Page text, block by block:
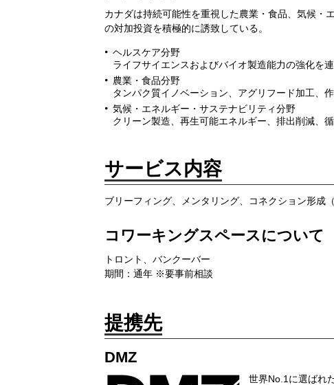
カナダは持続可能性を重視した農業・食品、気候・
の対加投資を積極的に誘致している。
ヘルスケア分野
ライフサイエンスおよびバイオ製造能力の強化を連
農業・食品分野
タンパク質イノベーション、アグリフード加工、
気候・エネルギー・サステナビリティ分野
クリーン製造、再生可能エネルギー、排出削減、
サービス内容
ブリーフィング、メンタリング、コネクション形成
コワーキングスペースについて
トロント、バンクーバー
期間：通年 ※要事前相談
提携先
DMZ
世界No.1に選ばれ